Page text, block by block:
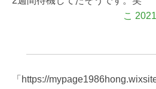
こ
「https://